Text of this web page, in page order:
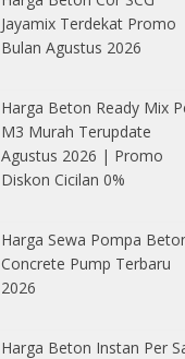
Jayamix Terdekat Promo
Bulan Agustus 2026
Harga Beton Ready Mix
M3 Murah Terupdate
Agustus 2026 | Promo
Diskon Cicilan 0%
Harga Sewa Pompa
Concrete Pump Terbaru
2026
Harga Beton Instan Per